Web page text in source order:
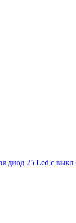
диод 25 Led с выкл